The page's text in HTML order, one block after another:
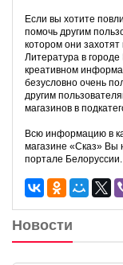
Если вы хотите
помочь другим
котором они захотят
Литература в
креативном
безусловно очень
другим
магазинов в
Всю информацию в
магазине «Сказ» Вы
портале Белоруссии.
Новости